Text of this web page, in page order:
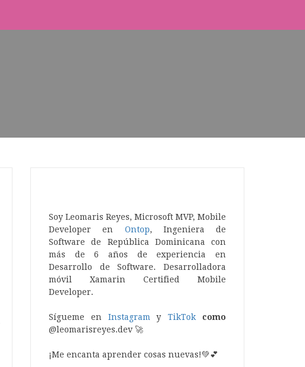
Soy Leomaris Reyes, Microsoft MVP, Mobile
Developer en Ontop, Ingeniera de
Software de República Dominicana con
más de 6 años de experiencia en
Desarrollo de Software. Desarrolladora
móvil Xamarin Certified Mobile
Developer.
Sígueme en Instagram yTikTok como
@leomarisreyes.dev 🚀
¡Me encanta aprender cosas nuevas!💚💕